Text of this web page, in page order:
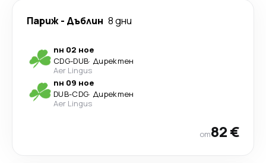
Париж- Дъблин 8 дни
пн 02 ное
CDG-DUB· Директен
Aer Lingus
пн 09 ное
DUB-CDG· Директен
Aer Lingus
от82 €